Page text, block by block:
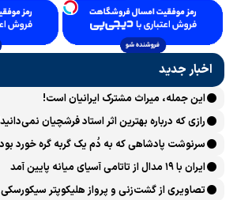
اخبار جدید
این جمله، میراث مشترک ایرانیان است!
رازی که درباره بهترین اثر استاد فرشچیان
سرنوشت پادشاهی که به دُم یک گربه گره خورد بود
ایران با ۱۹ مدال از تاتامی آسیای میانه پایین آمد
تصاویری از گشت‌زنی و پرواز هلیکوپتر سیکورسکی